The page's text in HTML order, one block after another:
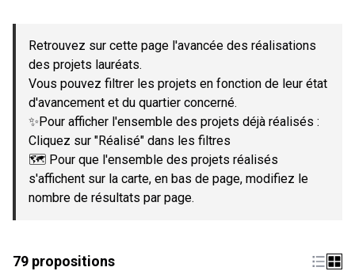
−
Retrouvez sur cette page l'avancée des réalisations
des projets lauréats.
Vous pouvez filtrer les projets en fonction de leur état
d'avancement et du quartier concerné.
✨Pour afficher l'ensemble des projets déjà réalisés :
Cliquez sur "Réalisé" dans les filtres
🗺️ Pour que l'ensemble des projets réalisés
s'affichent sur la carte, en bas de page, modifiez le
nombre de résultats par page.
79 propositions